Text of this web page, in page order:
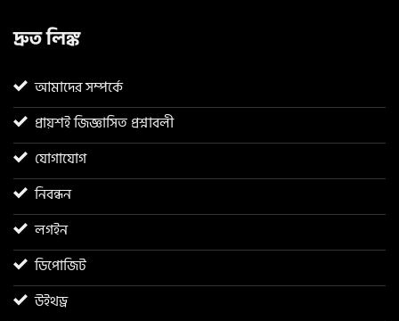
দ্রুত লিঙ্ক
আমাদের সম্পর্কে
প্রায়শই জিজ্ঞাসিত প্রশ্নাবলী
যোগাযোগ
নিবন্ধন
লগইন
ডিপোজিট
উইথড্র